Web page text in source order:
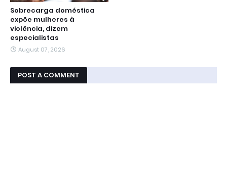
Sobrecarga doméstica
expõe mulheres à
violência, dizem
especialistas
August 07, 2026
POST A COMMENT